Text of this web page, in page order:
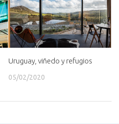
Uruguay, viñedo y refugios
05/02/2020